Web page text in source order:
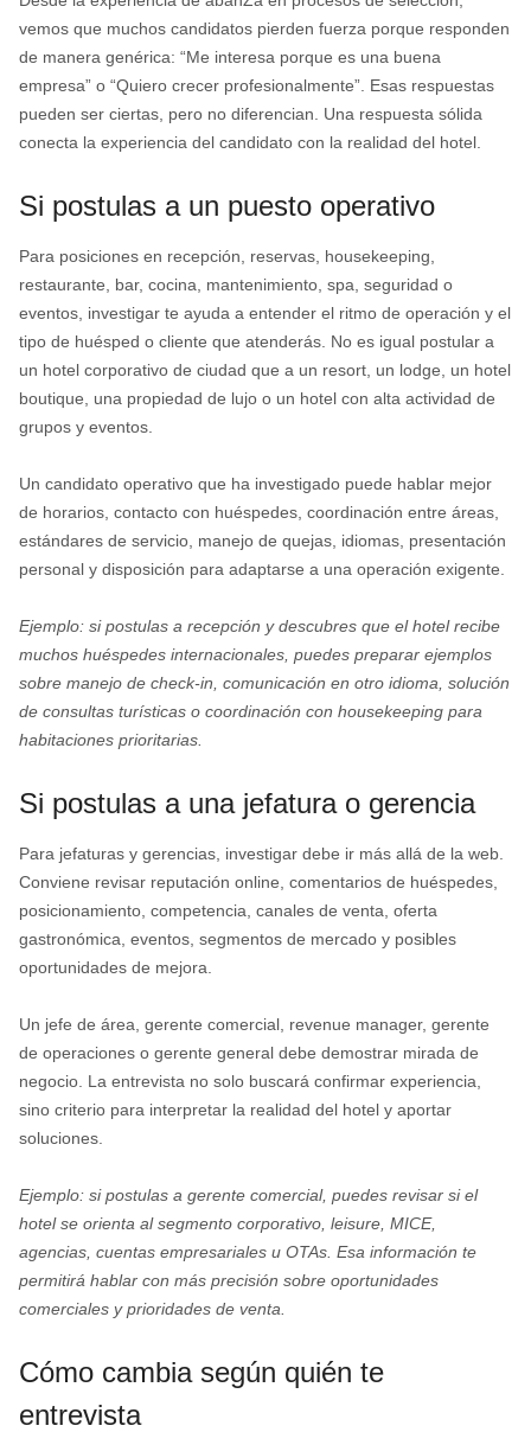
vemos que muchos candidatos pierden fuerza porque responden
de manera genérica: “Me interesa porque es una buena
empresa” o “Quiero crecer profesionalmente”. Esas respuestas
pueden ser ciertas, pero no diferencian. Una respuesta sólida
conecta la experiencia del candidato con la realidad del hotel.
Si postulas a un puesto operativo
Para posiciones en recepción, reservas, housekeeping,
restaurante, bar, cocina, mantenimiento, spa, seguridad o
eventos, investigar te ayuda a entender el ritmo de operación y el
tipo de huésped o cliente que atenderás. No es igual postular a
un hotel corporativo de ciudad que a un resort, un lodge, un hotel
boutique, una propiedad de lujo o un hotel con alta actividad de
grupos y eventos.
Un candidato operativo que ha investigado puede hablar mejor
de horarios, contacto con huéspedes, coordinación entre áreas,
estándares de servicio, manejo de quejas, idiomas, presentación
personal y disposición para adaptarse a una operación exigente.
Ejemplo: si postulas a recepción y descubres que el hotel recibe
muchos huéspedes internacionales, puedes preparar ejemplos
sobre manejo de check-in, comunicación en otro idioma, solución
de consultas turísticas o coordinación con housekeeping para
habitaciones prioritarias.
Si postulas a una jefatura o gerencia
Para jefaturas y gerencias, investigar debe ir más allá de la web.
Conviene revisar reputación online, comentarios de huéspedes,
posicionamiento, competencia, canales de venta, oferta
gastronómica, eventos, segmentos de mercado y posibles
oportunidades de mejora.
Un jefe de área, gerente comercial, revenue manager, gerente
de operaciones o gerente general debe demostrar mirada de
negocio. La entrevista no solo buscará confirmar experiencia,
sino criterio para interpretar la realidad del hotel y aportar
soluciones.
Ejemplo: si postulas a gerente comercial, puedes revisar si el
hotel se orienta al segmento corporativo, leisure, MICE,
agencias, cuentas empresariales u OTAs. Esa información te
permitirá hablar con más precisión sobre oportunidades
comerciales y prioridades de venta.
Cómo cambia según quién te
entrevista